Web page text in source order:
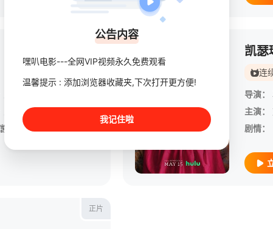
已完结
吉莲·安德森 查丽蒂·维克菲尔德 / 格威
凯瑟
连
导演：
主演：
剧情：
正片
公告内容
嘿叭电影---全网VIP视频永久免费观看
温馨提示 : 添加浏览器收藏夹,下次打开更方便!
我记住啦